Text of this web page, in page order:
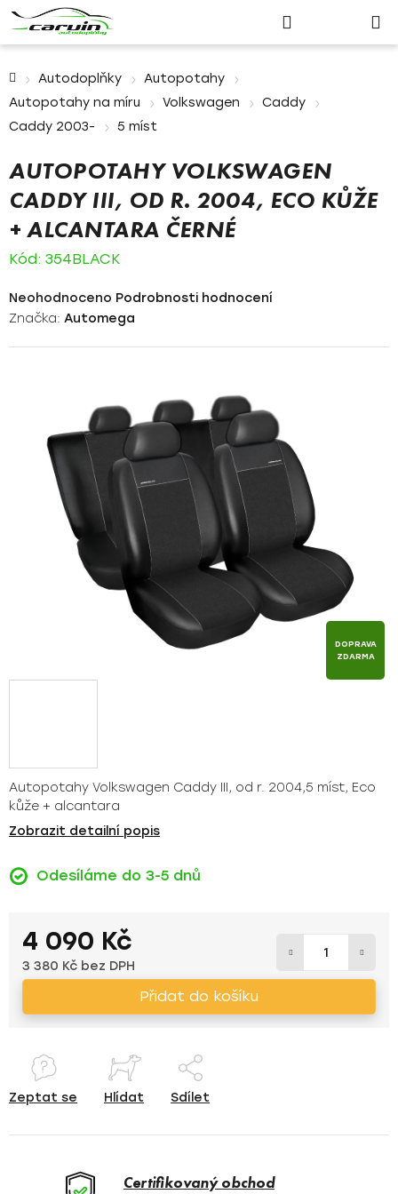
Přihlášení
košík
Autodoplňky
Autopotahy
Autopotahy na míru
Volkswagen
Caddy
Caddy 2003-
5 míst
Autopotahy Volkswagen Caddy III, od r. 2004,5 míst, Eco
kůže + alcantara
Zobrazit detailní popis
Odesíláme do 3-5 dnů
4 090 Kč
3 380 Kč bez DPH
Přidat do košíku
Zeptat se Hlídat Sdílet
AUTOPOTAHY VOLKSWAGEN
CADDY III, OD R. 2004, ECO KŮŽE
+ ALCANTARA ČERNÉ
Kód: 354BLACK
Průměrné
hodnocení
hvězdiček.
Neohodnoceno Podrobnosti hodnocení
Značka: Automega
DOPRAVA
ZDARMA
Certifikovaný obchod